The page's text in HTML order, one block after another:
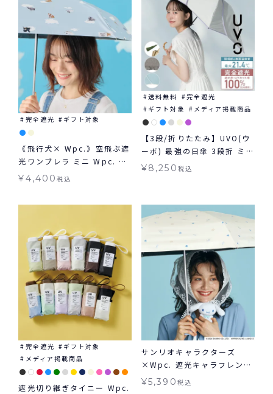
完全遮光 ギフト対象
《飛行犬× Wpc.》空飛ぶ遮
光ワンブレラ ミニ Wpc. ギ
フト対象 日傘 折りたたみ 晴
¥4,400税込
送料無料
完全遮光
ギフト対象
メディア掲載商品
【3段/折りたたみ】UVO(ウ
ーボ) 最強の日傘 3段折 ミニ
完全遮光100% ギフト対象
¥8,250 税込
完全遮光
ギフト対象
メディア掲載商品
遮光切り継ぎタイニー Wpc.
サンリオキャラクターズ
×Wpc. 遮光キャラフレンズ
ミニ 日傘 折りたたみ 晴雨兼
¥5,390 税込